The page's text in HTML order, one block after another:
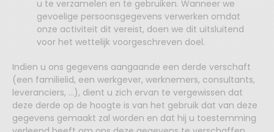
u te verzamelen en te gebruiken. Wanneer we
gevoelige persoonsgegevens verwerken omdat
onze activiteit dit vereist, doen we dit uitsluitend
voor het wettelijk voorgeschreven doel.
Indien u ons gegevens aangaande een derde verschaft
(een familielid, een werkgever, werknemers, consultants,
leveranciers, …), dient u zich ervan te vergewissen dat
deze derde op de hoogte is van het gebruik dat van deze
gegevens gemaakt zal worden en dat hij u toestemming